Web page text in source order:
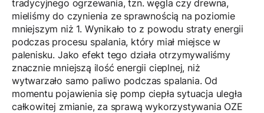
tradycyjnego ogrzewania, tzn. węgla czy drewna,
mieliśmy do czynienia ze sprawnością na poziomie
mniejszym niż 1. Wynikało to z powodu straty energii
podczas procesu spalania, który miał miejsce w
palenisku. Jako efekt tego działa otrzymywaliśmy
znacznie mniejszą ilość energii cieplnej, niż
wytwarzało samo paliwo podczas spalania. Od
momentu pojawienia się pomp ciepła sytuacja uległa
całkowitej zmianie, za sprawą wykorzystywania OZE